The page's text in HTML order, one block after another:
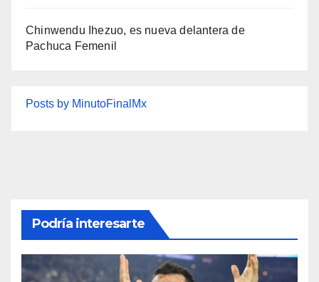
Chinwendu Ihezuo, es nueva delantera de
Pachuca Femenil
Posts by MinutoFinalMx
Podría interesarte